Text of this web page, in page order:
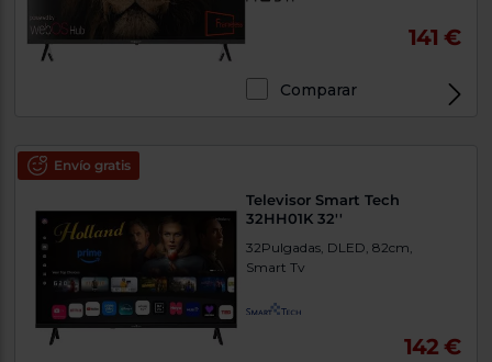
141 €
Comparar
Envío gratis
Televisor Smart Tech
32HH01K 32''
32Pulgadas, DLED, 82cm,
Smart Tv
142 €